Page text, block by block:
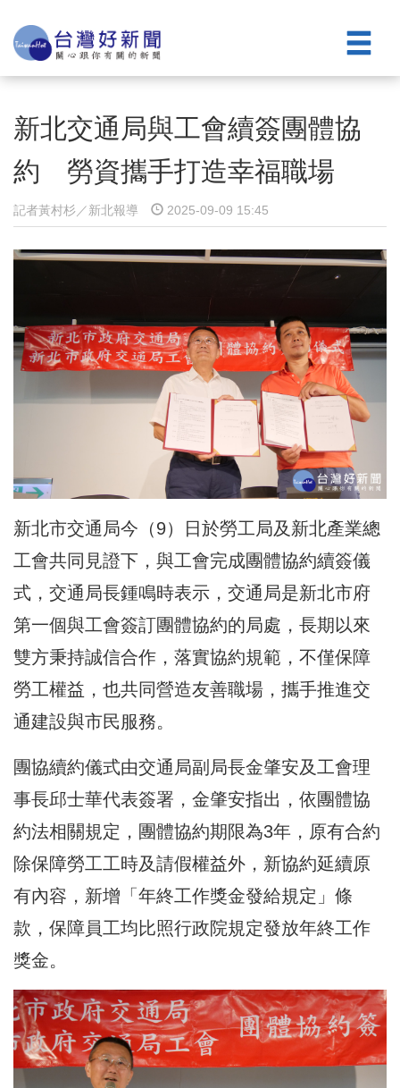
新北交通局與工會續簽團體協
約 勞資攜手打造幸福職場
記者黃村杉／新北報導 2025-09-09 15:45
新北市交通局今（9）日於勞工局及新北產業總
工會共同見證下，與工會完成團體協約續簽儀
式，交通局長鍾鳴時表示，交通局是新北市府
第一個與工會簽訂團體協約的局處，長期以來
雙方秉持誠信合作，落實協約規範，不僅保障
勞工權益，也共同營造友善職場，攜手推進交
通建設與市民服務。
團協續約儀式由交通局副局長金肇安及工會理
事長邱士華代表簽署，金肇安指出，依團體協
約法相關規定，團體協約期限為3年，原有合約
除保障勞工工時及請假權益外，新協約延續原
有內容，新增「年終工作獎金發給規定」條
款，保障員工均比照行政院規定發放年終工作
獎金。